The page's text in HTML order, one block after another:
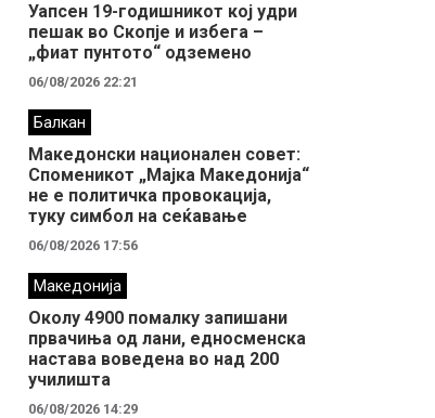
Уапсен 19-годишникот кој удри
пешак во Скопје и избега –
„фиат пунтото“ одземено
06/08/2026 22:21
Балкан
Македонски национален совет:
Споменикот „Мајка Македонија“
не е политичка провокација,
туку симбол на сеќавање
06/08/2026 17:56
Македонија
Околу 4900 помалку запишани
првачиња од лани, едносменска
настава воведена во над 200
училишта
06/08/2026 14:29